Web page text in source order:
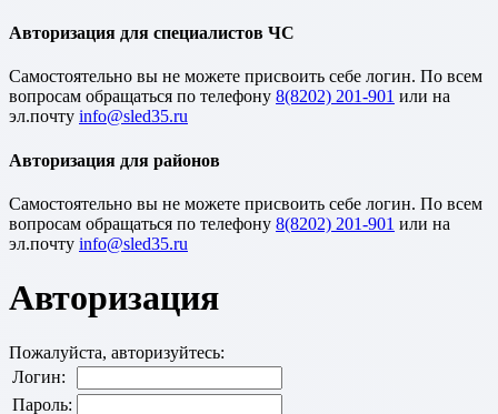
Авторизация для специалистов ЧС
Cамостоятельно вы не можете присвоить себе логин. По всем
вопросам обращаться по телефону 8(8202) 201-901 или на
эл.почту
Авторизация для районов
Cамостоятельно вы не можете присвоить себе логин. По всем
вопросам обращаться по телефону 8(8202) 201-901 или на
эл.почту
Авторизация
Пожалуйста, авторизуйтесь:
Логин:
Пароль: